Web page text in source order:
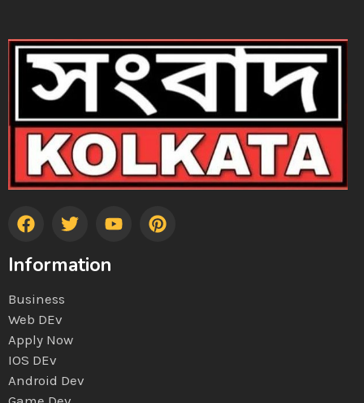
Information
Business
Web DEv
Apply Now
IOS DEv
Android Dev